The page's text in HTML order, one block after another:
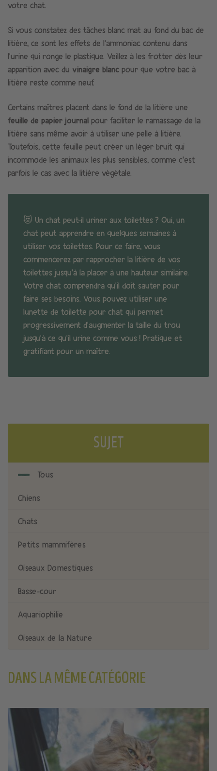
votre chat.
Si vous constatez des tâches blanc mat au fond du bac de
litière, ce sont les effets de l’ammoniac contenu dans
l’urine qui ronge le plastique. Veillez à les frotter dès leur
apparition avec du vinaigre blanc pour que votre bac à
litière reste comme neuf.
Certains maîtres placent dans le fond de la litière une
feuille de papier journal pour faciliter le ramassage de la
litière sans même avoir à utiliser une pelle à litière.
Toutefois, cette feuille peut créer un léger bruit qui
incommode les animaux les plus sensibles, comme c’est
parfois le cas avec la litière végétale.
😻 Un chat peut-il uriner aux toilettes ? Oui, un
chat peut apprendre en quelques semaines à
utiliser vos toilettes. Pour ce faire, vous
commencerez par rapprocher la litière de vos
toilettes jusqu’à la placer à une hauteur similaire.
Votre chat comprendra qu’il doit sauter pour
faire ses besoins. Vous pouvez utiliser une
lunette de toilette pour chat qui permet
progressivement d’augmenter la taille du trou
jusqu’à ce qu’il urine comme vous ! Pratique et
gratifiant pour un maître.
SUJET
Tous
Chiens
Chats
Petits mammifères
Oiseaux Domestiques
Basse-cour
Aquariophilie
Oiseaux de la Nature
DANS LA MÊME CATÉGORIE